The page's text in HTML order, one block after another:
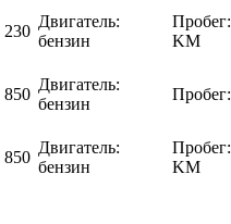
230
Двигатель:
бензин
Пробег:
KM
850
Двигатель:
бензин
Пробег:
850
Двигатель:
бензин
Пробег:
KM